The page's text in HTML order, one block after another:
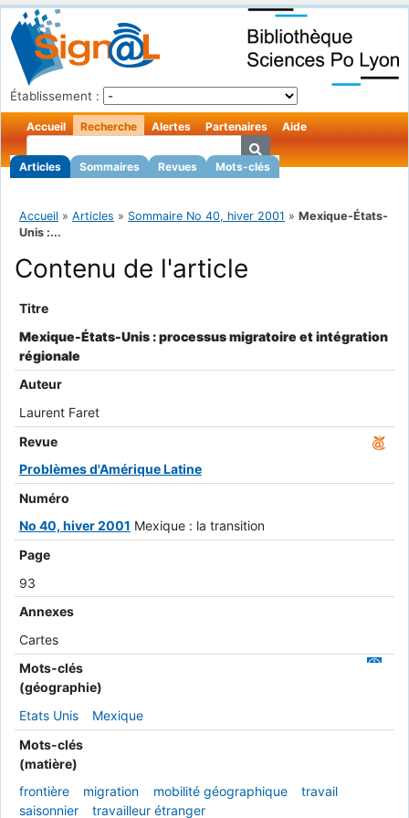
Établissement :
Accueil Recherche
Articles Sommaires Revues Mots-clés
Alertes Partenaires Aide
Accueil » Articles » Sommaire No 40, hiver 2001 » Mexique-États-
Unis :...
Contenu de l'article
Titre
Mexique-États-Unis : processus migratoire et intégration
régionale
Auteur
Laurent Faret
Revue
Problèmes d'Amérique Latine
Numéro
No 40, hiver 2001 Mexique : la transition
Page
93
Annexes
Cartes
Mots-clés
(géographie)
Etats Unis
Mexique
Mots-clés
(matière)
frontière
migration mobilité géographique
travail
saisonnier
travailleur étranger